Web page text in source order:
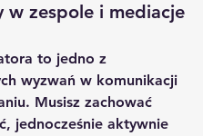
w zespole i mediacje
to jedno z
wyzwań w komunikacji
Musisz zachować
jednocześnie aktywnie